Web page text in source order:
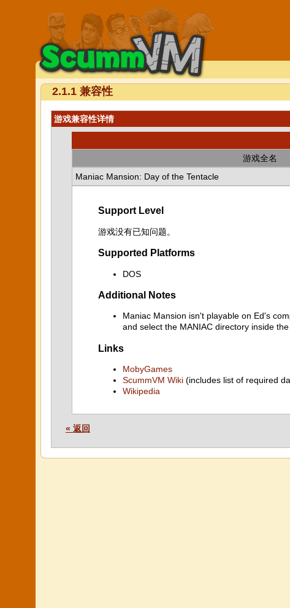
2.1.1 兼容性
游戏兼容性详情
游戏全名
Maniac Mansion: Day of the Tentacle
Support Level
游戏没有已知问题。
Supported Platforms
DOS
Additional Notes
Maniac Mansion isn't playable on Ed's
and select the MANIAC directory inside
Links
MobyGames
ScummVM Wiki (includes list of required
Wikipedia
« 返回